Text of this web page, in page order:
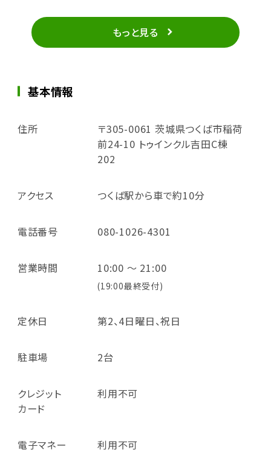
もっと見る
基本情報
住所
〒305-0061 茨城県つくば市稲荷
前24-10 トゥインクル吉田C棟
202
アクセス つくば駅から車で約10分
電話番号 080-1026-4301
営業時間 10:00 ～ 21:00
(19:00最終受付)
定休日 第2、4日曜日、祝日
駐車場 2台
クレジット
カード
利用不可
電子マネー 利用不可